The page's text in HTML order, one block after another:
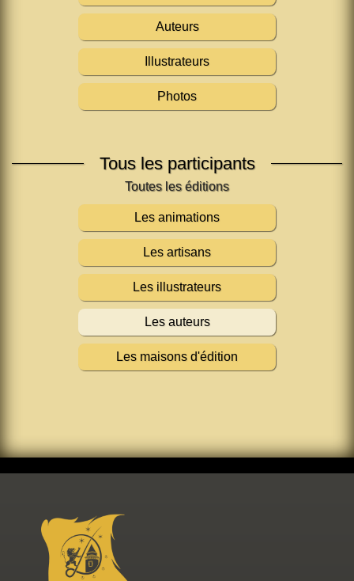
Auteurs
Illustrateurs
Photos
Tous les participants
Les animations
Les artisans
Les illustrateurs
Les auteurs
Les maisons d'édition